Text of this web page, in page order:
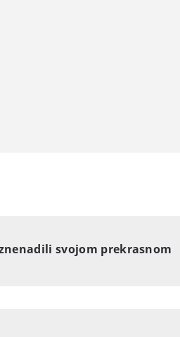
svojom prekrasnom